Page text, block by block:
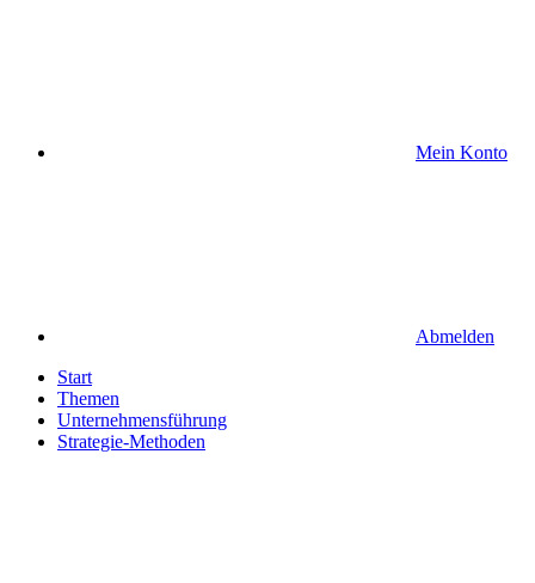
Mein Konto
Abmelden
Start
Themen
Unternehmensführung
Strategie-Methoden